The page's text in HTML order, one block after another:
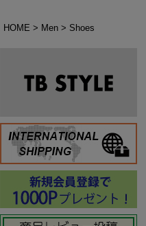
HOME > Men > Shoes